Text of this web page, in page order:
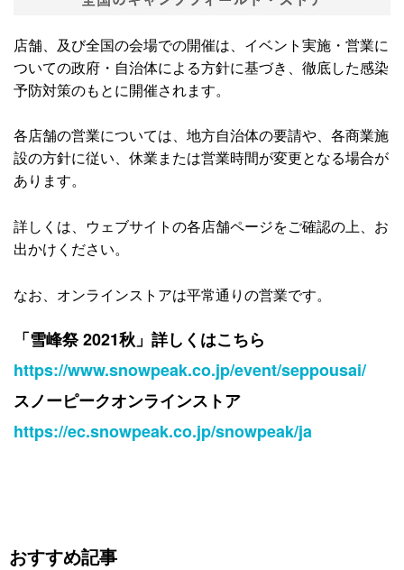
店舗、及び全国の会場での開催は、イベント実施・営業に
ついての政府・自治体による方針に基づき、徹底した感染
予防対策のもとに開催されます。
各店舗の営業については、地方自治体の要請や、各商業施
設の方針に従い、休業または営業時間が変更となる場合が
あります。
詳しくは、ウェブサイトの各店舗ページをご確認の上、お
出かけください。
なお、オンラインストアは平常通りの営業です。
「雪峰祭 2021秋」詳しくはこちら
https://www.snowpeak.co.jp/event/seppousai/
スノーピークオンラインストア
https://ec.snowpeak.co.jp/snowpeak/ja
おすすめ記事